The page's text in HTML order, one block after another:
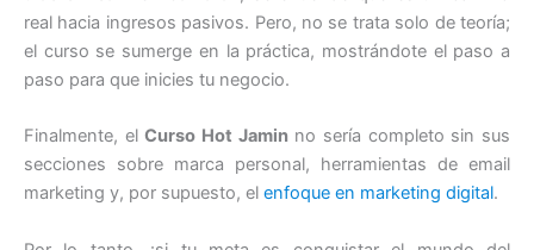
real hacia ingresos pasivos. Pero, no se trata solo de teoría;
el curso se sumerge en la práctica, mostrándote el paso a
paso para que inicies tu negocio.
Finalmente, elCurso Hot Jaminno sería completo sin sus
secciones sobre marca personal, herramientas de email
marketing y, por supuesto, el enfoque en marketing digital.